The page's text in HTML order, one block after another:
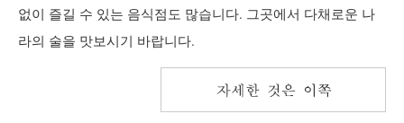
없이 즐길 수 있는 음식점도 많습니다. 그곳에서 다채로운 나
라의 술을 맛보시기 바랍니다.